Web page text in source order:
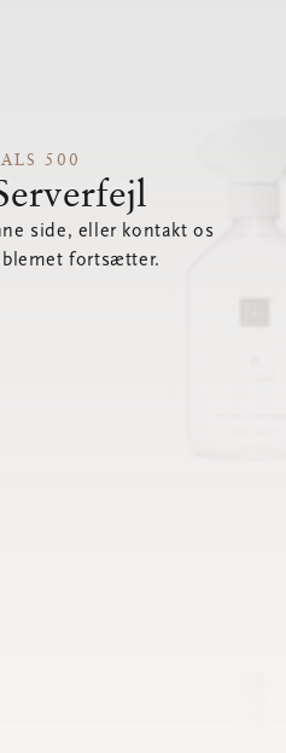
500
side, eller kontakt os
fortsætter.